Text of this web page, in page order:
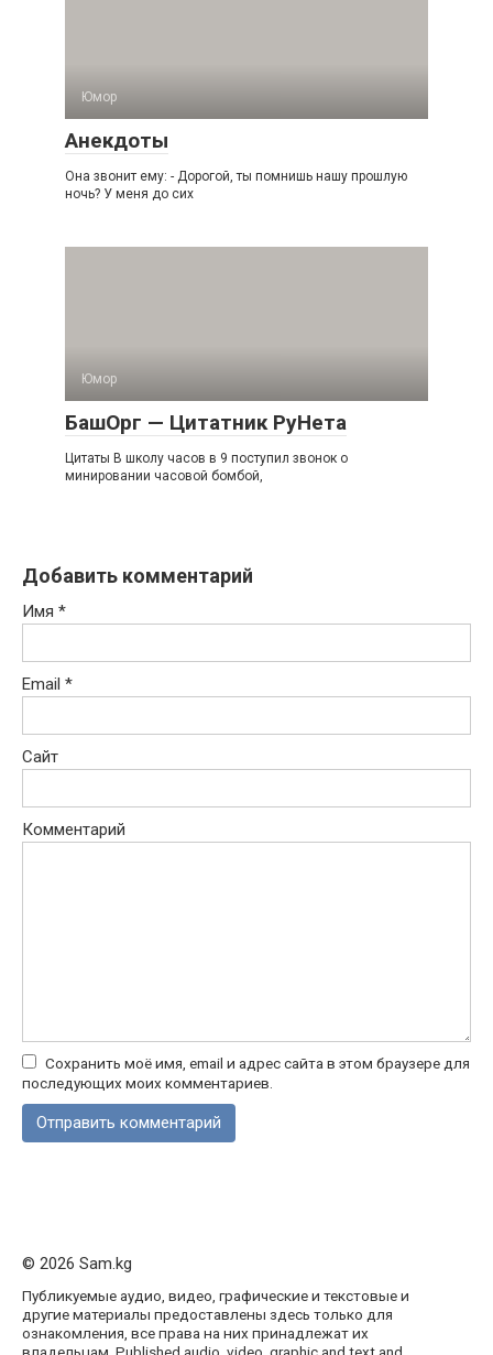
Юмор
Анекдоты
Она звонит ему: - Дорогой, ты помнишь нашу прошлую
ночь? У меня до сих
Юмор
БашОрг — Цитатник РуНета
Цитаты В школу часов в 9 поступил звонок о
минировании часовой бомбой,
Добавить комментарий
Имя *
Email *
Сайт
Комментарий
Сохранить моё имя, email и адрес сайта в этом браузере для
последующих моих комментариев.
© 2026 Sam.kg
Публикуемые аудио, видео, графические и текстовые и
другие материалы предоставлены здесь только для
ознакомления, все права на них принадлежат их